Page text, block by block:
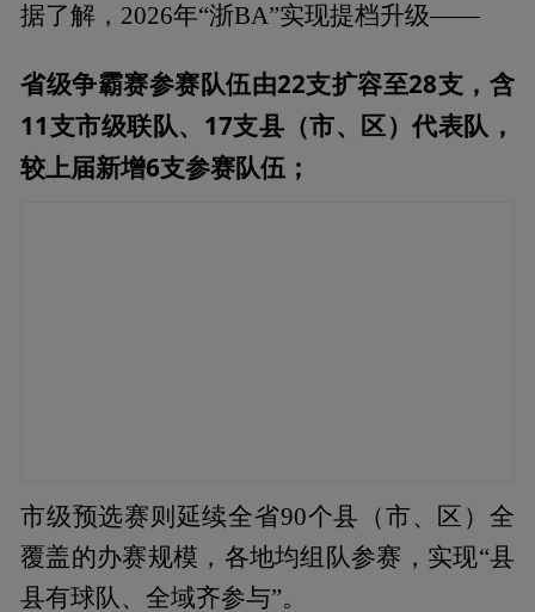
据了解，2026年“浙BA”实现提档升级——
省级争霸赛参赛队伍由22支扩容至28支，含
11支市级联队、17支县（市、区）代表队，
较上届新增6支参赛队伍；
市级预选赛则延续全省90个县（市、区）全
覆盖的办赛规模，各地均组队参赛，实现“县
县有球队、全域齐参与”。